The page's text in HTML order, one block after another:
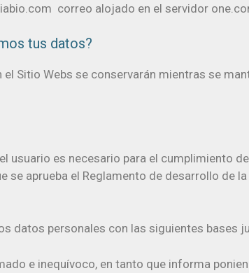
correo alojado en el servidor
tus datos?
Sitio Webs se conservarán mientras se
usuario es necesario para el cumplimiento
se aprueba el Reglamento de desarrollo de
datos personales con las siguientes bases
e inequívoco, en tanto que informa